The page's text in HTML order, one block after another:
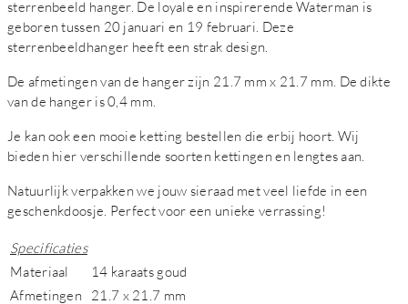
sterrenbeeld hanger. De loyale en inspirerende Waterman is
geboren tussen 20 januari en 19 februari. Deze
sterrenbeeldhanger heeft een strak design.
De afmetingen van de hanger zijn 21.7 mm x 21.7 mm. De dikte
van de hanger is 0,4 mm.
Je kan ook een mooie ketting bestellen die erbij hoort. Wij
bieden hier verschillende soorten kettingen en lengtes aan.
Natuurlijk verpakken we jouw sieraad met veel liefde in een
geschenkdoosje. Perfect voor een unieke verrassing!
Specificaties
Materiaal
14 karaats goud
Afmetingen
21.7 x 21.7 mm